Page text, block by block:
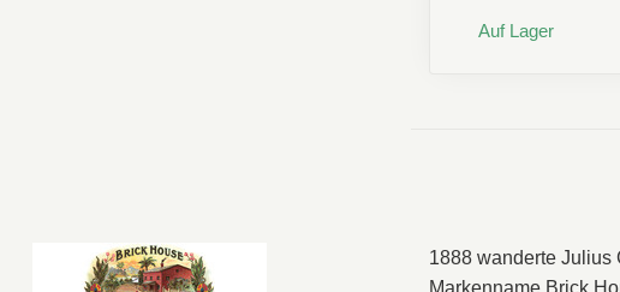
Auf Lager
1888 wanderte Julius
Markenname Brick